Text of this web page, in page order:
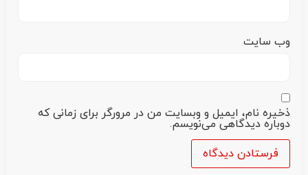
وب‌ سایت
ذخیره نام، ایمیل و وبسایت من در مرورگر برای زمانی که
دوباره دیدگاهی می‌نویسم.